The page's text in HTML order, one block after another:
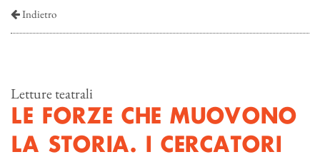
Indietro
Letture teatrali
LE FORZE CHE MUOVONO
LA STORIA. I CERCATORI